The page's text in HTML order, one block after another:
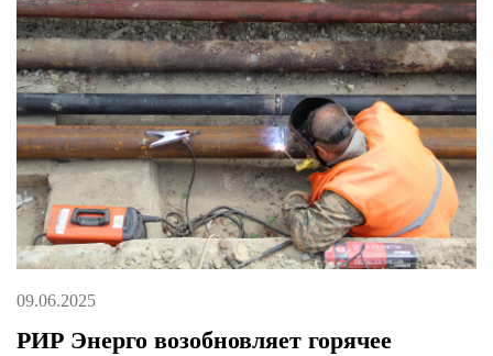
09.06.2025
РИР Энерго возобновляет горячее